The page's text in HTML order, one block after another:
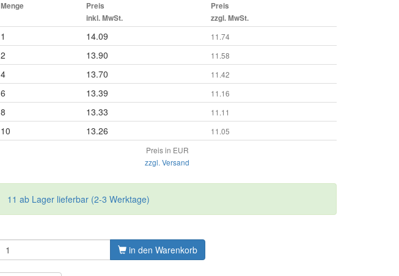
Menge
Preis
inkl. MwSt.
Preis
zzgl. MwSt.
1 14.09 11.74
2 13.90 11.58
4 13.70 11.42
6 13.39 11.16
8 13.33 11.11
10 13.26
11.05
Preis in EUR
zzgl. Versand
11 ab Lager lieferbar (2-3 Werktage)
in den Warenkorb